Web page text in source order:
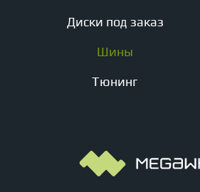
Диски под заказ
Шины
Тюнинг